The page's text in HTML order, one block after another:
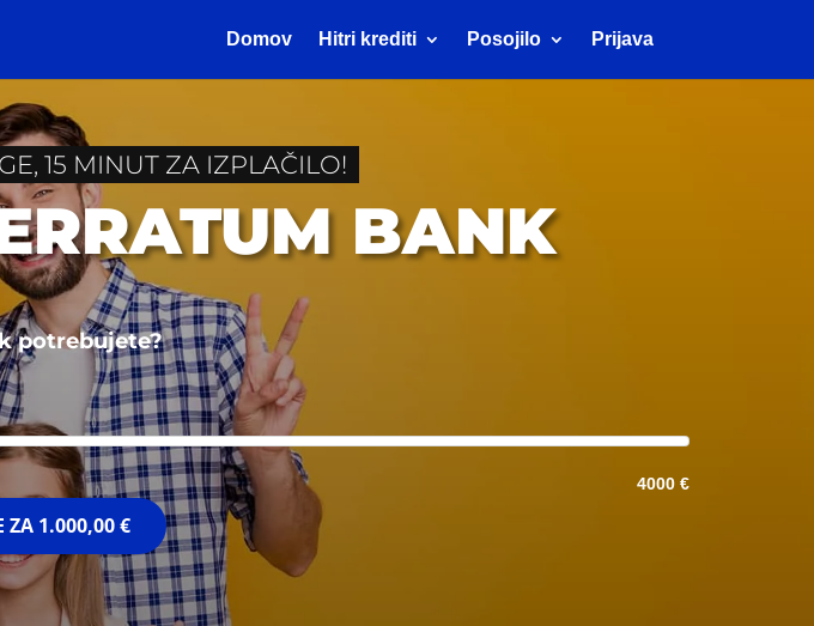
Domov Hitri krediti Posojilo Prijava
15 MINUT ZA IZPLAČILO!
BANK
potrebujete?
4000 €
ZA 1.000,00 €